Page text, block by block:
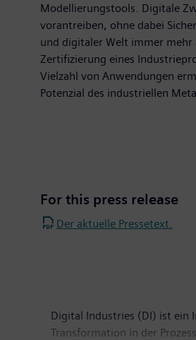
Modellierungstools. Digitale
vorantreiben, ohne dabei
und digitaler Welt immer mehr
Zertifizierung eines
Vielzahl von Anwendungen
Potenzial des industriellen
For this press release
Der aktuelle Pressetext.
Digital Industries (DI) ist ein
Transformation in der